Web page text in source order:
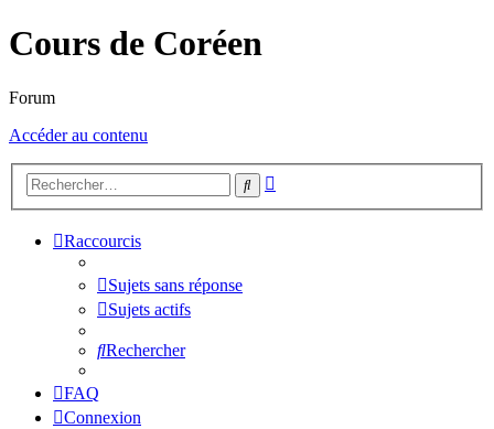
Cours de Coréen
Forum
Accéder au contenu
Rechercher
Raccourcis
Sujets sans réponse
Sujets actifs
Rechercher
FAQ
Connexion